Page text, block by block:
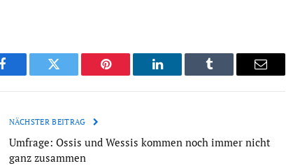
Facebook Twitter Pinterest LinkedIn Tumblr Email
NÄCHSTER BEITRAG
Umfrage: Ossis und Wessis kommen noch immer nicht
ganz zusammen